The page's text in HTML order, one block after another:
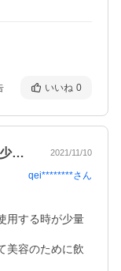
いいね 0
リピです。量はビックリするくらい少ない… 2021/11/10
qei********さん
用する時が少量
美容のために飲